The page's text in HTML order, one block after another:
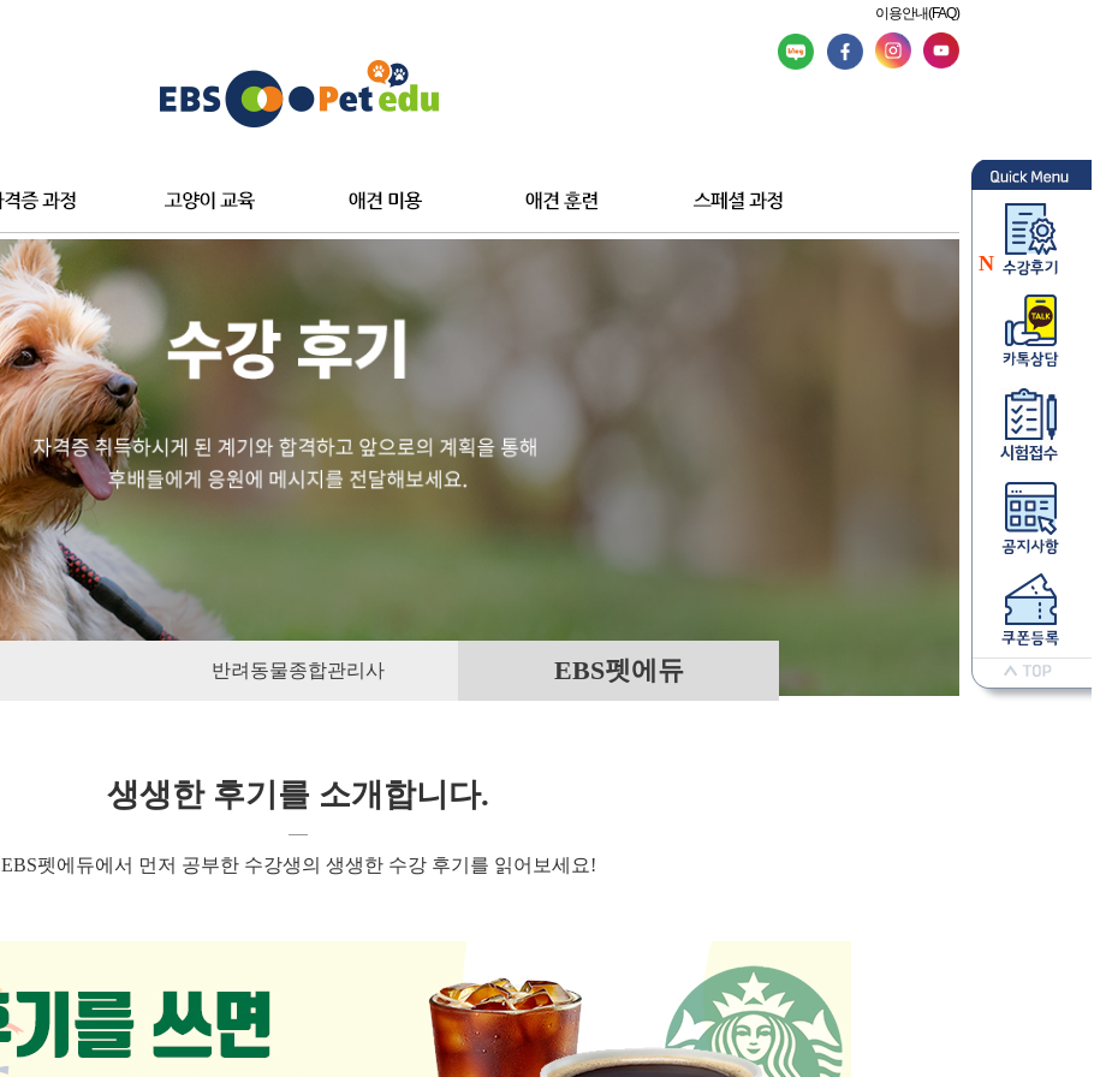
이용안내(FAQ)
반려동물종합관리사 EBS펫에듀
생생한 후기를 소개합니다.
EBS펫에듀에서 먼저 공부한 수강생의 생생한 수강 후기를 읽어보세요!
N